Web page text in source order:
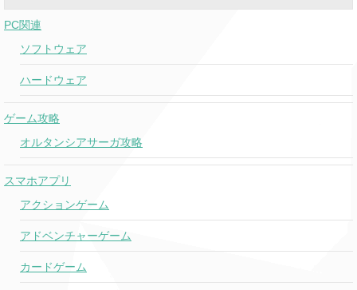
PC関連
ソフトウェア
ハードウェア
ゲーム攻略
オルタンシアサーガ攻略
スマホアプリ
アクションゲーム
アドベンチャーゲーム
カードゲーム